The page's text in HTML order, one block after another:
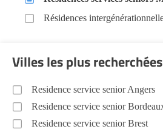
Résidences
Villes les plus
Residence service senior Angers
Residence service senior
Residence service senior Brest